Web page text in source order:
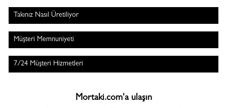
Takınız Nasıl Üretiliyor
Müşteri Memnuniyeti
7/24 Müşteri Hizmetleri
Mortaki.com'a ulaşın